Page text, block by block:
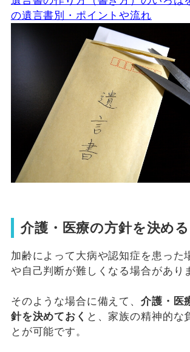
の遺言書別・ポイントや流れ
介護・医療の方針を決める
加齢によって大病や認知症を患った
や自己判断が難しくなる場合があり
そのような場合に備えて、 介護・医
針を決めておく と、家族の精神的な
とが可能です。